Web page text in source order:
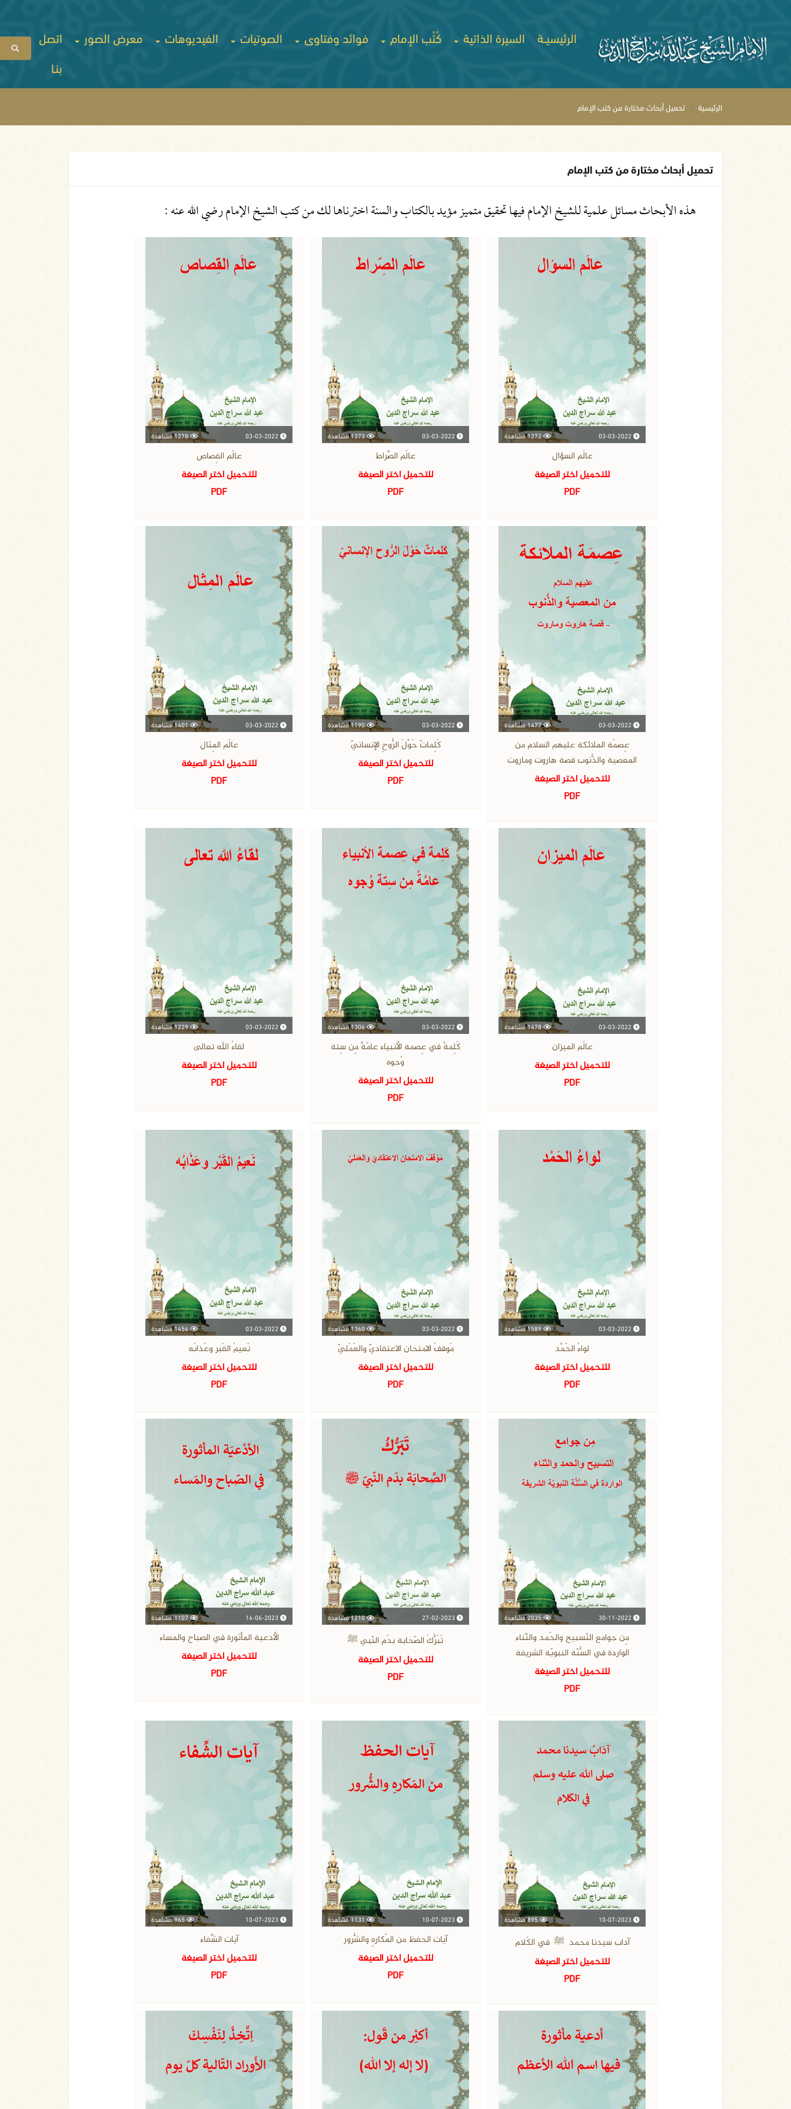
الرئيسيــة السيرة الذاتية كُتُب الإمام فوائد وفتاوى الصوتيات الفيديوهات معرض الصور
اتصل
بنـا
الرئيسية تحميل أبحاث مختارة من كتب الإمام
تحميل أبحاث مختارة من كتب الإمام
هذه الأبحاث مسائل علمية للشيخ الإمام فيها تحقيق متميز مؤيد بالكتاب والسنة اخترناها لك من كتب الشيخ الإمام رضي الله عنه :
1272 مشاهدة
عالَم السؤال
للتحميل اختر الصيغة
PDF
03-03-2022 1373 مشاهدة
عالَم الصِّراط
للتحميل اختر الصيغة
PDF
03-03-2022 1278 مشاهدة
عالَم القِصاص
للتحميل اختر الصيغة
PDF
1477 مشاهدة
عِصمَة الملائكة عليهم السلام من
المعصية والذُّنوب قصة هاروت وماروت
للتحميل اختر الصيغة
PDF
03-03-2022 1190 مشاهدة
كَلِماتٌ حَوْلَ الرُّوحِ الإنسانيّ
للتحميل اختر الصيغة
PDF
03-03-2022 1401 مشاهدة
عالَم المِثال
للتحميل اختر الصيغة
PDF
1478 مشاهدة
عالَم الميزان
للتحميل اختر الصيغة
PDF
03-03-2022 1306 مشاهدة
كَلِمةٌ في عِصمة الأنبياء عامّةً مِن سِتة
وُجوه
للتحميل اختر الصيغة
PDF
03-03-2022 1229 مشاهدة
لقاءُ الله تعالى
للتحميل اختر الصيغة
PDF
1589 مشاهدة
لواءُ الحَمْد
للتحميل اختر الصيغة
PDF
03-03-2022 1360 مشاهدة
مَوقفُ الامتحان الاعتقاديّ والعَمَليّ
للتحميل اختر الصيغة
PDF
03-03-2022 1456 مشاهدة
نَعيمُ القَبر وعَذابُه
للتحميل اختر الصيغة
PDF
2035 مشاهدة
مِن جوامع التّسبيح والحَمد والثّناء
الواردة في السُّنّة النبويّة الشريفة
للتحميل اختر الصيغة
PDF
27-02-2023 1210 مشاهدة
تَبَرُّكُ الصّحابة بدَم النّبي ﷺ
للتحميل اختر الصيغة
PDF
14-06-2023 1107 مشاهدة
الأدعية المأثورة في الصباح والمساء
للتحميل اختر الصيغة
PDF
895 مشاهدة
آداب سيدنا محمد ﷺ في الكَلام
للتحميل اختر الصيغة
PDF
10-07-2023 1131 مشاهدة
آيات الحفظ من المَكارهِ والشُّرور
للتحميل اختر الصيغة
PDF
10-07-2023 965 مشاهدة
آيات الشِّفاء
للتحميل اختر الصيغة
PDF